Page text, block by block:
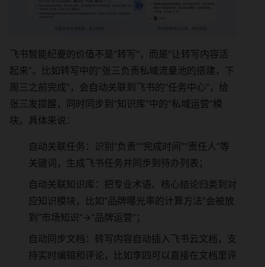
飞书智能纪要的价值不是“转写”，而是“让转写内容活
起来”。比如转写中的“张三负责私域流量池的搭建，下
周三之前完成”，会自动关联到飞书的“任务中心”，给
张三发提醒，同时同步到“知识库”中的“私域运营”模
块。具体来说：
自动关联任务：识别“负责”“完成时间”“责任人”等
关键词，生成飞书任务并同步到待办列表；
自动关联知识库：把专业术语、核心结论归类到对
应知识模块，比如“品牌曝光率的计算方法”会被放
到“市场知识”→“品牌运营”；
自动同步文档：转写内容自动插入飞书云文档，支
持实时编辑和评论，比如李四可以直接在文档里评